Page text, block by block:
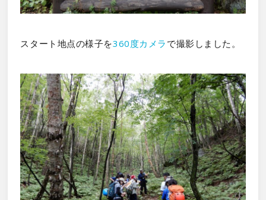
スタート地点の様子を360度カメラ で撮影しました。